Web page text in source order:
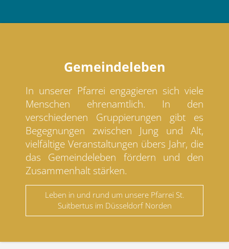
Gemeindeleben
In unserer Pfarrei engagieren sich viele
Menschen ehrenamtlich. In den
verschiedenen Gruppierungen gibt es
Begegnungen zwischen Jung und Alt,
vielfältige Veranstaltungen übers Jahr, die
das Gemeindeleben fördern und den
Zusammenhalt stärken.
Leben in und rund um unsere Pfarrei St.
Suitbertus im Düsseldorf Norden